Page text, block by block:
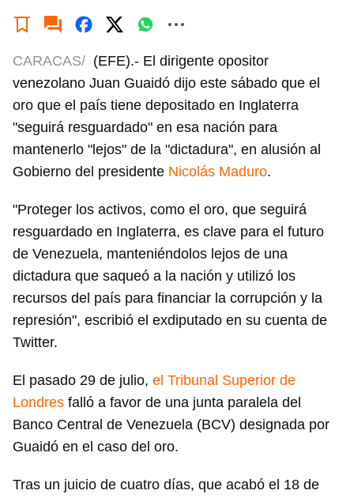
CARACAS/ (EFE).- El dirigente opositor
venezolano Juan Guaidó dijo este sábado que el
oro que el país tiene depositado en Inglaterra
"seguirá resguardado" en esa nación para
mantenerlo "lejos" de la "dictadura", en alusión al
Gobierno del presidente Nicolás Maduro.
"Proteger los activos, como el oro, que seguirá
resguardado en Inglaterra, es clave para el futuro
de Venezuela, manteniéndolos lejos de una
dictadura que saqueó a la nación y utilizó los
recursos del país para financiar la corrupción y la
represión", escribió el exdiputado en su cuenta de
Twitter.
El pasado 29 de julio, el Tribunal Superior de
Londres falló a favor de una junta paralela del
Banco Central de Venezuela (BCV) designada por
Guaidó en el caso del oro.
Tras un juicio de cuatro días, que acabó el 18 de